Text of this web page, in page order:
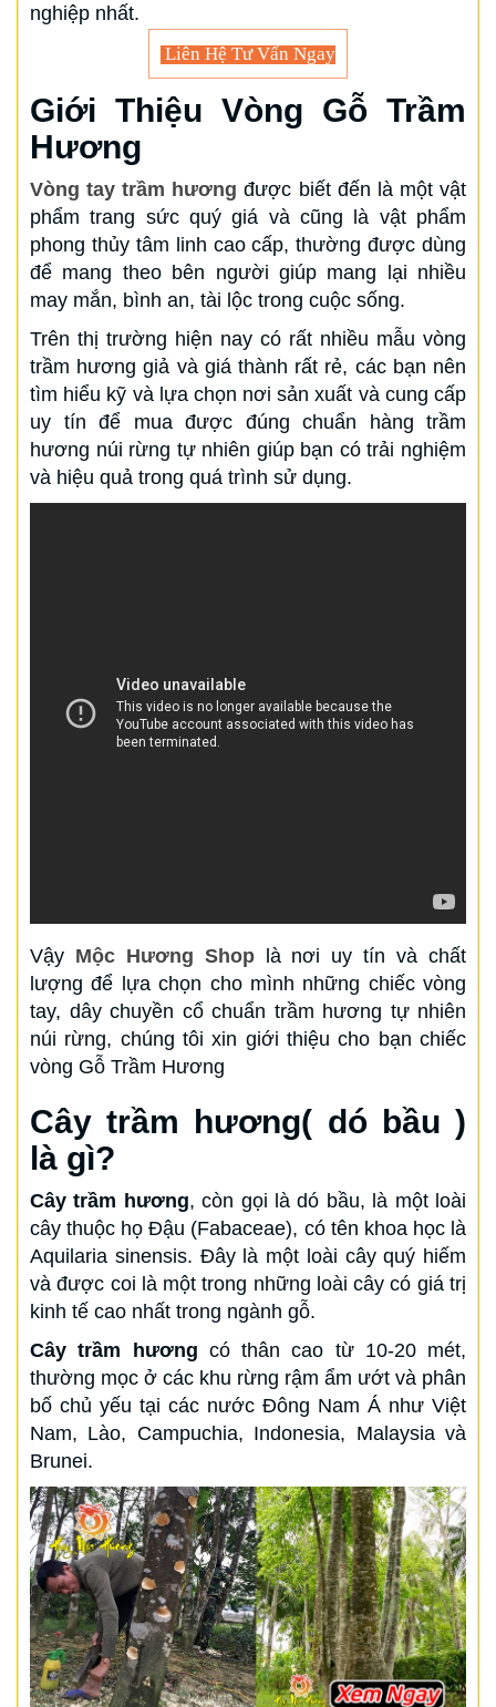
nghiệp nhất.
Liên Hệ Tư Vấn Ngay
Giới Thiệu Vòng Gỗ Trầm
Hương
Vòng tay trầm hương được biết đến là một vật
phẩm trang sức quý giá và cũng là vật phẩm
phong thủy tâm linh cao cấp, thường được dùng
để mang theo bên người giúp mang lại nhiều
may mắn, bình an, tài lộc trong cuộc sống.
Trên thị trường hiện nay có rất nhiều mẫu vòng
trầm hương giả và giá thành rất rẻ, các bạn nên
tìm hiểu kỹ và lựa chọn nơi sản xuất và cung cấp
uy tín để mua được đúng chuẩn hàng trầm
hương núi rừng tự nhiên giúp bạn có trải nghiệm
và hiệu quả trong quá trình sử dụng.
Vậy Mộc Hương Shoplà nơi uy tín và chất
lượng để lựa chọn cho mình những chiếc vòng
tay, dây chuyền cổ chuẩn trầm hương tự nhiên
núi rừng, chúng tôi xin giới thiệu cho bạn chiếc
vòng Gỗ Trầm Hương
Cây trầm hương( dó bầu )
là gì?
Cây trầm hương, còn gọi là dó bầu, là một loài
cây thuộc họ Đậu (Fabaceae), có tên khoa học là
Aquilaria sinensis. Đây là một loài cây quý hiếm
và được coi là một trong những loài cây có giá trị
kinh tế cao nhất trong ngành gỗ.
Cây trầm hương có thân cao từ 10-20 mét,
thường mọc ở các khu rừng rậm ẩm ướt và phân
bố chủ yếu tại các nước Đông Nam Á như Việt
Nam, Lào, Campuchia, Indonesia, Malaysia và
Brunei.